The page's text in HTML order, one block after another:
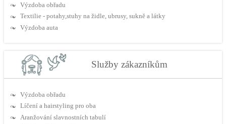
Výzdoba obřadu
Textilie - potahy,stuhy na židle, ubrusy, sukně a látky
Výzdoba auta
Služby zákazníkům
Výzdoba obřadu
Líčení a hairstyling pro oba
Aranžování slavnostních tabulí